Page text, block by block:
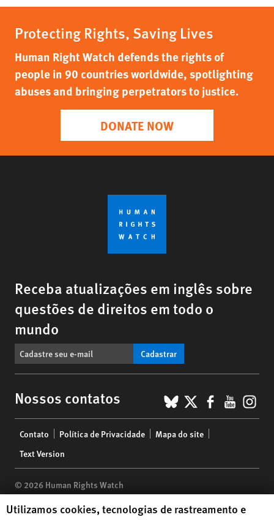
Protecting Rights, Saving Lives
Human Right Watch defends the rights of
people in 90 countries worldwide, spotlighting
abuses and bringing perpetrators to justice.
DONATE NOW
Receba atualizações em inglês sobre
questões de direitos em todo o
mundo
Cadastrar
Nossos contatos BlueSky
X
menu
Contato Política de Privacidade
Mapa do site
Text Version
© 2026 Human Rights Watch
Human Rights Watch| 350 Fifth Avenue, 34th Floor | New York,
Human Rights Watch cookie preferences
Utilizamos cookies, tecnologias de rastreamento e